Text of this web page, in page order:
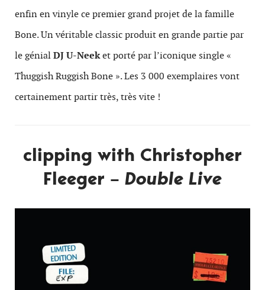
enfin en vinyle ce premier grand projet de la famille
Bone. Un véritable classic produit en grande partie par
le génialDJ U-Neeket porté par l’iconique single «
Thuggish Ruggish Bone ». Les 3 000 exemplaires vont
certainement partir très, très vite !
clipping with Christopher
Fleeger – Double Live